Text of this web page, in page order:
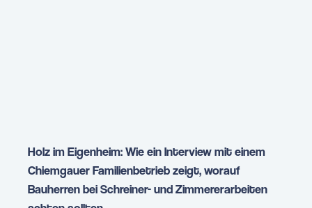
Holz im Eigenheim: Wie ein Interview mit einem
Chiemgauer Familienbetrieb zeigt, worauf
Bauherren bei Schreiner- und Zimmererarbeiten